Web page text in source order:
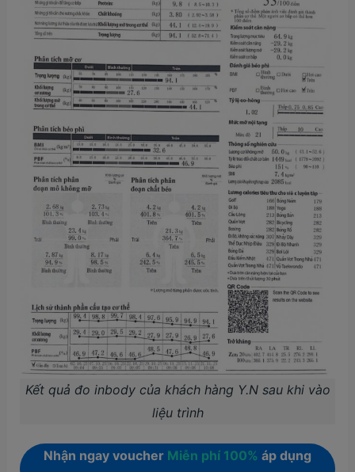
Kết quả đo inbody của khách hàng Y.N sau khi vào
liệu trình
Nhận ngay voucher Miễn phí 100% áp dụng